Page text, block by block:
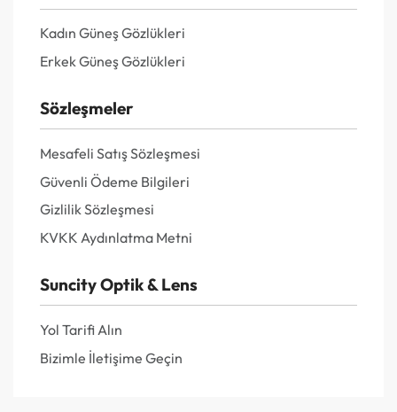
Kadın Güneş Gözlükleri
Erkek Güneş Gözlükleri
Sözleşmeler
Mesafeli Satış Sözleşmesi
Güvenli Ödeme Bilgileri
Gizlilik Sözleşmesi
KVKK Aydınlatma Metni
Suncity Optik & Lens
Yol Tarifi Alın
Bizimle İletişime Geçin